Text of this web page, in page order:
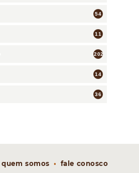
54
11
202
14
36
quem somos
fale conosco